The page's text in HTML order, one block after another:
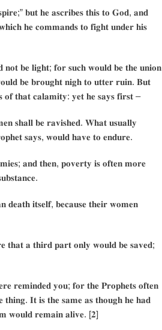
𝐛𝐮𝐭 𝐡𝐞 𝐚𝐬𝐜𝐫𝐢𝐛𝐞𝐬 𝐭𝐡𝐢𝐬 𝐭𝐨 𝐆𝐨𝐝, 𝐚𝐧𝐝
𝐡𝐞 𝐜𝐨𝐦𝐦𝐚𝐧𝐝𝐬 𝐭𝐨 𝐟𝐢𝐠𝐡𝐭 𝐮𝐧𝐝𝐞𝐫 𝐡𝐢𝐬
𝐛𝐞 𝐥𝐢𝐠𝐡𝐭; 𝐟𝐨𝐫 𝐬𝐮𝐜𝐡 𝐰𝐨𝐮𝐥𝐝 𝐛𝐞 𝐭𝐡𝐞 𝐮𝐧𝐢𝐨𝐧
𝐛𝐞 𝐛𝐫𝐨𝐮𝐠𝐡𝐭 𝐧𝐢𝐠𝐡 𝐭𝐨 𝐮𝐭𝐭𝐞𝐫 𝐫𝐮𝐢𝐧. 𝐁𝐮𝐭
𝐭𝐡𝐚𝐭 𝐜𝐚𝐥𝐚𝐦𝐢𝐭𝐲: 𝐲𝐞𝐭 𝐡𝐞 𝐬𝐚𝐲𝐬 𝐟𝐢𝐫𝐬𝐭 –
𝐬𝐡𝐚𝐥𝐥 𝐛𝐞 𝐫𝐚𝐯𝐢𝐬𝐡𝐞𝐝. 𝐖𝐡𝐚𝐭 𝐮𝐬𝐮𝐚𝐥𝐥𝐲
𝐬𝐚𝐲𝐬, 𝐰𝐨𝐮𝐥𝐝 𝐡𝐚𝐯𝐞 𝐭𝐨 𝐞𝐧𝐝𝐮𝐫𝐞.
𝐚𝐧𝐝 𝐭𝐡𝐞𝐧, 𝐩𝐨𝐯𝐞𝐫𝐭𝐲 𝐢𝐬 𝐨𝐟𝐭𝐞𝐧 𝐦𝐨𝐫𝐞
𝐢𝐭𝐬𝐞𝐥𝐟, 𝐛𝐞𝐜𝐚𝐮𝐬𝐞 𝐭𝐡𝐞𝐢𝐫 𝐰𝐨𝐦𝐞𝐧
𝐭𝐡𝐚𝐭 𝐚 𝐭𝐡𝐢𝐫𝐝 𝐩𝐚𝐫𝐭 𝐨𝐧𝐥𝐲 𝐰𝐨𝐮𝐥𝐝 𝐛𝐞 𝐬𝐚𝐯𝐞𝐝;
𝐫𝐞𝐦𝐢𝐧𝐝𝐞𝐝 𝐲𝐨𝐮; 𝐟𝐨𝐫 𝐭𝐡𝐞 𝐏𝐫𝐨𝐩𝐡𝐞𝐭𝐬 𝐨𝐟𝐭𝐞𝐧
𝐈𝐭 𝐢𝐬 𝐭𝐡𝐞 𝐬𝐚𝐦𝐞 𝐚𝐬 𝐭𝐡𝐨𝐮𝐠𝐡 𝐡𝐞 𝐡𝐚𝐝
𝐰𝐨𝐮𝐥𝐝 𝐫𝐞𝐦𝐚𝐢𝐧 𝐚𝐥𝐢𝐯𝐞. [𝟐]